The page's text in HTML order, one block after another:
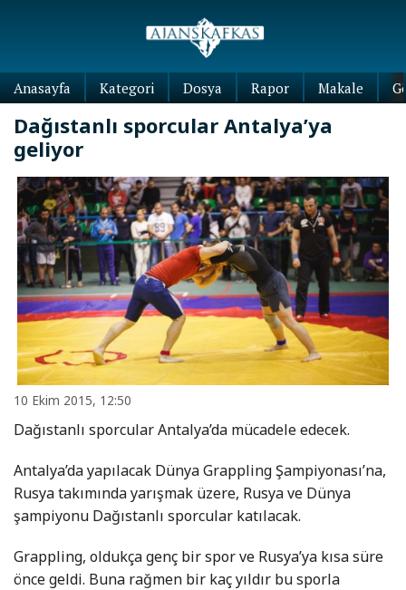
Anasayfa Kategori Dosya Rapor Makale
Dağıstanlı sporcular Antalya’ya
geliyor
10 Ekim 2015, 12:50
Dağıstanlı sporcular Antalya’da mücadele edecek.
Antalya’da yapılacak Dünya Grappling Şampiyonası’na,
Rusya takımında yarışmak üzere, Rusya ve Dünya
şampiyonu Dağıstanlı sporcular katılacak.
Grappling, oldukça genç bir spor ve Rusya’ya kısa süre
önce geldi. Buna rağmen bir kaç yıldır bu sporla